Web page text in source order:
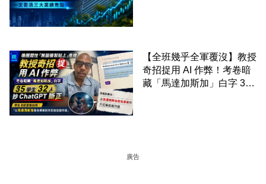
【全班幾乎全軍覆沒】教授
奇招捉用 AI 作弊！考卷暗
藏「馬達加斯加」白字 35
廣告